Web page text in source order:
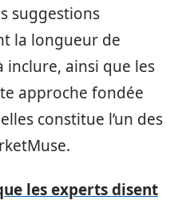
suggestions
la longueur de
inclure, ainsi que les
approche fondée
constitue l’un des
les experts disent